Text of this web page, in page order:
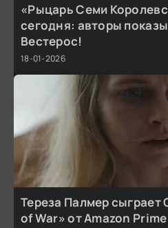
«Рыцарь Семи
сегодня: авторы
Вестерос!
18-01-2026
Тереза Палмер сыграет
of War» от Amazon